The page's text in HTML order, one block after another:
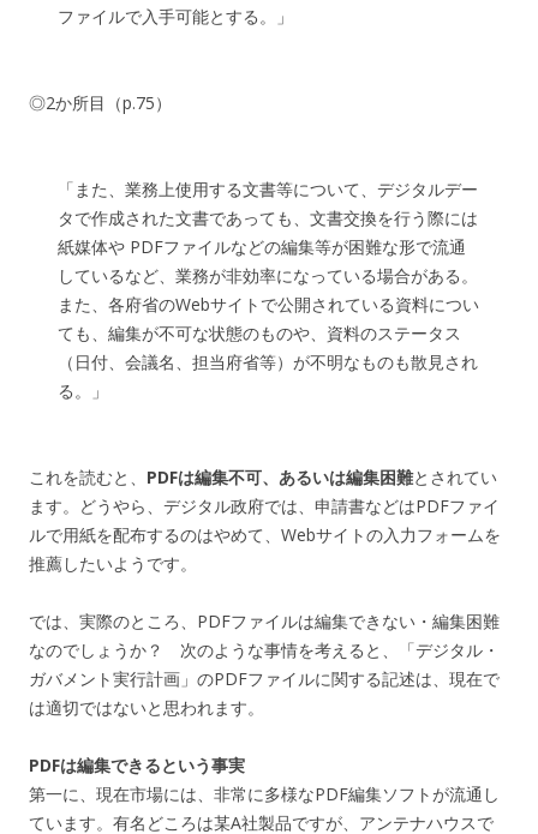
ファイルで入手可能とする。」
◎2か所目（p.75）
「また、業務上使用する文書等について、デジタルデー
タで作成された文書であっても、文書交換を行う際には
紙媒体や PDFファイルなどの編集等が困難な形で流通
しているなど、業務が非効率になっている場合がある。
また、各府省のWebサイトで公開されている資料につい
ても、編集が不可な状態のものや、資料のステータス
（日付、会議名、担当府省等）が不明なものも散見され
る。」
これを読むと、 PDFは編集不可、あるいは編集困難とされてい
ます。どうやら、デジタル政府では、申請書などはPDFファイ
ルで用紙を配布するのはやめて、Webサイトの入力フォームを
推薦したいようです。
では、実際のところ、PDFファイルは編集できない・編集困難
なのでしょうか？ 次のような事情を考えると、「デジタル・
ガバメント実行計画」のPDFファイルに関する記述は、現在で
は適切ではないと思われます。
PDFは編集できるという事実
第一に、現在市場には、非常に多様なPDF編集ソフトが流通し
ています。有名どころは某A社製品ですが、アンテナハウスで